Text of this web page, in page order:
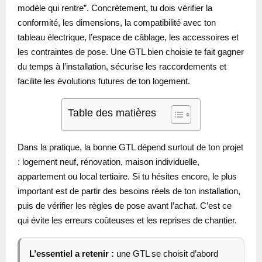
modèle qui rentre”. Concrètement, tu dois vérifier la
conformité, les dimensions, la compatibilité avec ton
tableau électrique, l’espace de câblage, les accessoires et
les contraintes de pose. Une GTL bien choisie te fait gagner
du temps à l’installation, sécurise les raccordements et
facilite les évolutions futures de ton logement.
Table des matières
Dans la pratique, la bonne GTL dépend surtout de ton projet
: logement neuf, rénovation, maison individuelle,
appartement ou local tertiaire. Si tu hésites encore, le plus
important est de partir des besoins réels de ton installation,
puis de vérifier les règles de pose avant l’achat. C’est ce
qui évite les erreurs coûteuses et les reprises de chantier.
L’essentiel a retenir : une GTL se choisit d’abord